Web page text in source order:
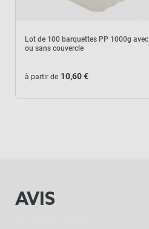
Lot de 100 barquettes PP 1000g avec
ou sans couvercle
à partir de 10,60 €
AVIS